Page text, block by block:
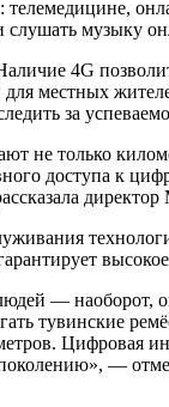
музыку
4G
местных
за
не только
доступа к
людей —
тувинские
Цифровая
—